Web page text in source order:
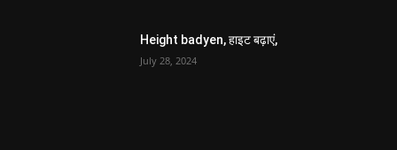
Height badyen, हाइट बढ़ाएं,
July 28, 2024